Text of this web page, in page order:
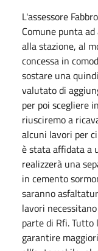
L'assessore
Comune punta
alla stazione, al
concessa in
sostare una
valutato di
per poi scegliere
riusciremo a
alcuni lavori per
è stata affidata a
realizzerà una
in cemento
saranno
lavori
parte di Rfi.
garantire